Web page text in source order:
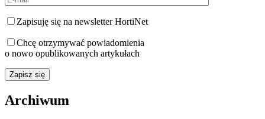
Zapisuję się na newsletter HortiNet
Chcę otrzymywać powiadomienia
o nowo opublikowanych artykułach
Archiwum